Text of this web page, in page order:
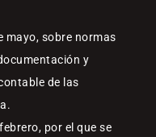
mayo, sobre normas
y
de las
por el que se